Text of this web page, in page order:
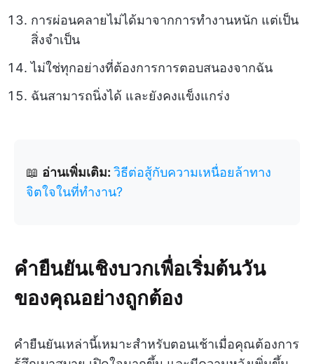
การผ่อนคลายไม่ได้มาจากการทำงานหนัก แต่เป็น
สิ่งจำเป็น
ไม่ใช่ทุกอย่างที่ต้องการการตอบสนองจากฉัน
ฉันสามารถนิ่งได้ และยังคงแข็งแกร่ง
📖 อ่านเพิ่มเติม: วิธีต่อสู้กับความเหนื่อยล้าทาง
จิตใจในที่ทำงาน?
คำยืนยันเชิงบวกเพื่อเริ่มต้นวัน
ของคุณอย่างถูกต้อง
คำยืนยันเหล่านี้เหมาะสำหรับตอนเช้าเมื่อคุณต้องการ